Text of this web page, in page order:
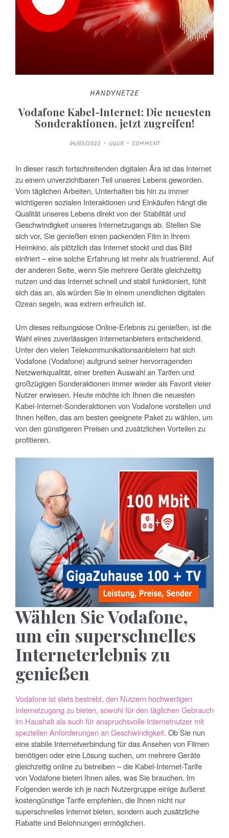
HANDYNETZE
Vodafone Kabel-Internet: Die neuesten
Sonderaktionen, jetzt zugreifen!
P
O
E
D
O
N
04/03/2025 UGUR COMMENT
In dieser rasch fortschreitenden digitalen Ära ist das Internet
zu einem unverzichtbaren Teil unseres Lebens geworden.
Vom täglichen Arbeiten, Unterhalten bis hin zu immer
wichtigeren sozialen Interaktionen und Einkäufen hängt die
Qualität unseres Lebens direkt von der Stabilität und
Geschwindigkeit unseres Internetzugangs ab. Stellen Sie
sich vor, Sie genießen einen packenden Film in Ihrem
Heimkino, als plötzlich das Internet stockt und das Bild
einfriert – eine solche Erfahrung ist mehr als frustrierend. Auf
der anderen Seite, wenn Sie mehrere Geräte gleichzeitig
nutzen und das Internet schnell und stabil funktioniert, fühlt
sich das an, als würden Sie in einem unendlichen digitalen
Ozean segeln, was extrem erfreulich ist.
Um dieses reibungslose Online-Erlebnis zu genießen, ist die
Wahl eines zuverlässigen Internetanbieters entscheidend.
Unter den vielen Telekommunikationsanbietern hat sich
Vodafone (Vodafone) aufgrund seiner hervorragenden
Netzwerkqualität, einer breiten Auswahl an Tarifen und
großzügigen Sonderaktionen immer wieder als Favorit vieler
Nutzer erwiesen. Heute möchte ich Ihnen die neuesten
Kabel-Internet-Sonderaktionen von Vodafone vorstellen und
Ihnen helfen, das am besten geeignete Paket zu wählen, um
von den günstigeren Preisen und zusätzlichen Vorteilen zu
profitieren.
Wählen Sie Vodafone,
um ein superschnelles
Interneterlebnis zu
genießen
Vodafone ist stets bestrebt, den Nutzern hochwertigen
Internetzugang zu bieten, sowohl für den täglichen Gebrauch
im Haushalt als auch für anspruchsvolle Internetnutzer mit
speziellen Anforderungen an Geschwindigkeit. Ob Sie nun
eine stabile Internetverbindung für das Ansehen von Filmen
benötigen oder eine Lösung suchen, um mehrere Geräte
gleichzeitig online zu betreiben – die Kabel-Internet-Tarife
von Vodafone bieten Ihnen alles, was Sie brauchen. Im
Folgenden werde ich je nach Nutzergruppe einige äußerst
kostengünstige Tarife empfehlen, die Ihnen nicht nur
superschnelles Internet bieten, sondern auch zusätzliche
Rabatte und Belohnungen ermöglichen.